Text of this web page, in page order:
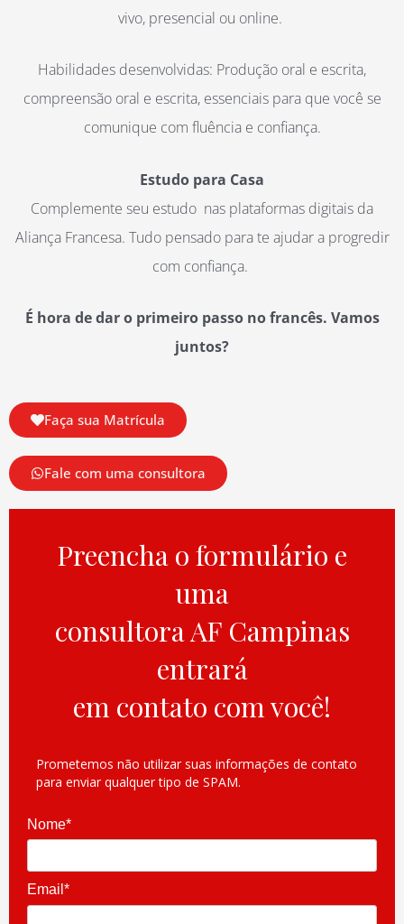
vivo, presencial ou online.
Habilidades desenvolvidas: Produção oral e escrita,
compreensão oral e escrita, essenciais para que você se
comunique com fluência e confiança.
Estudo para Casa
Complemente seu estudo nas plataformas digitais da
Aliança Francesa. Tudo pensado para te ajudar a progredir
com confiança.
É hora de dar o primeiro passo no francês. Vamos
juntos?
Faça sua Matrícula
Fale com uma consultora
Preencha o formulário e
uma
consultora AF Campinas
entrará
em contato com você!
Prometemos não utilizar suas informações de contato
para enviar qualquer tipo de SPAM.
Nome*
Email*